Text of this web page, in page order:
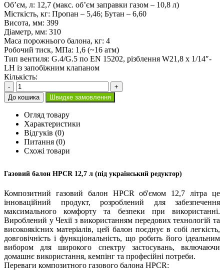
Об’єм, л: 12,7 (макс. об’єм заправки газом – 10,8 л)
Місткість, кг: Пропан – 5,46; Бутан – 6,60
Висота, мм: 399
Діаметр, мм: 310
Маса порожнього балона, кг: 4
Робочий тиск, МПа: 1,6 (~16 атм)
Тип вентиля: G.4/G.5 по EN 15202, різблення W21,8 x 1/14″-
LH із запобіжним клапаном
Кількість:
-
+
До кошика
Швидке замовлення
Огляд товару
Характеристики
Відгуків (0)
Питання (0)
Схожі товари
Газовий балон HPCR 12,7 л (під український редуктор)
Композитний газовий балон HPCR об'ємом 12,7 літра це
інноваційний продукт, розроблений для забезпечення
максимального комфорту та безпеки при використанні.
Вироблений у Чехії з використанням передових технологій та
високоякісних матеріалів, цей балон поєднує в собі легкість,
довговічність і функціональність, що робить його ідеальним
вибором для широкого спектру застосувань, включаючи
домашнє використання, кемпінг та професійні потреби.
Переваги композитного газового балона HPCR: